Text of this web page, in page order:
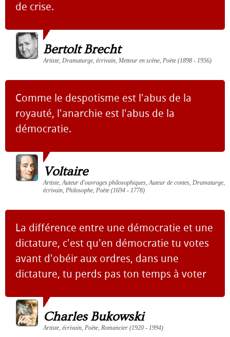
de crise.
Bertolt Brecht
Artiste, Dramaturge, écrivain, Metteur en scène, Poète (1898 - 1956)
Comme le despotisme est l'abus de la
royauté, l'anarchie est l'abus de la
démocratie.
Voltaire
Artiste, Auteur d'ouvrages philosophiques, Auteur de contes, Dramaturge,
écrivain, Philosophe, Poète (1694 - 1778)
La différence entre une démocratie et une
dictature, c'est qu'en démocratie tu votes
avant d'obéir aux ordres, dans une
dictature, tu perds pas ton temps à voter
Charles Bukowski
Artiste, écrivain, Poète, Romancier (1920 - 1994)